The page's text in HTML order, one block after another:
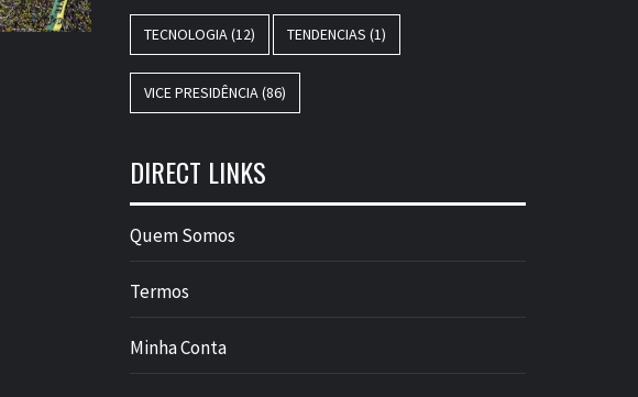
TECNOLOGIA (12) TENDENCIAS (1)
VICE PRESIDÊNCIA (86)
DIRECT LINKS
Quem Somos
Termos
Minha Conta